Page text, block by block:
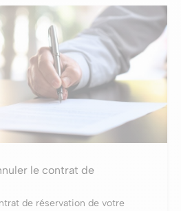
le contrat de
de réservation de votre